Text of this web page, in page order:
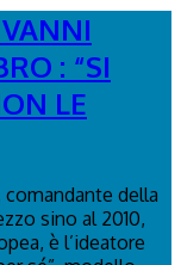
: “SI
LE
della
sino al 2010,
è l’ideatore